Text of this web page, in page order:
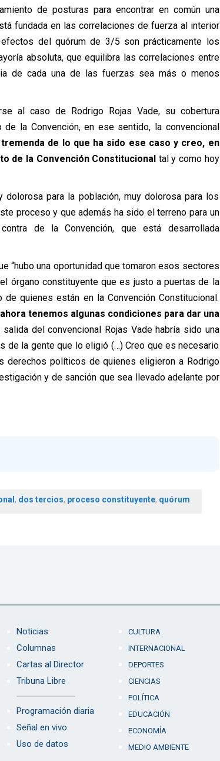
de posturas para encontrar en común una
fundada en las correlaciones de fuerza al interior
del quórum de 3/5 son prácticamente los
absoluta, que equilibra las correlaciones entre
de cada una de las fuerzas sea más o menos
al caso de Rodrigo Rojas Vade, su cobertura
la Convención, en ese sentido, la convencional
de lo que ha sido ese caso y creo, en
de la Convención Constitucional tal y como hoy
para la población, muy dolorosa para los
proceso y que además ha sido el terreno para un
de la Convención, que está desarrollada
“hubo una oportunidad que tomaron esos sectores
órgano constituyente que es justo a puertas de la
quienes están en la Convención Constitucional.
tenemos algunas condiciones para dar una
salida del convencional Rojas Vade habría sido una
de la gente que lo eligió (…) Creo que es necesario
políticos de quienes eligieron a Rodrigo
y de sanción que sea llevado adelante por
, dos tercios, proceso constituyente, quórum
Noticias
Columnas
Cartas al Director
Tribuna Libre
Programación diaria
Señal en vivo
Uso de datos
CULTURA
INTERNACIONAL
DEPORTES
CIENCIAS
POLÍTICA
EDUCACIÓN
ECONOMÍA
MEDIO AMBIENTE